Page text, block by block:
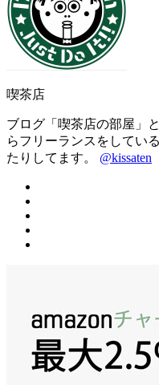
喫茶店
ブログ「喫茶店の部屋」
らフリーランスをしてい
たりしてます。 @kissaten